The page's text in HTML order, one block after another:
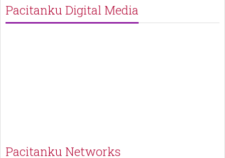
Pacitanku Digital Media
Pacitanku Networks